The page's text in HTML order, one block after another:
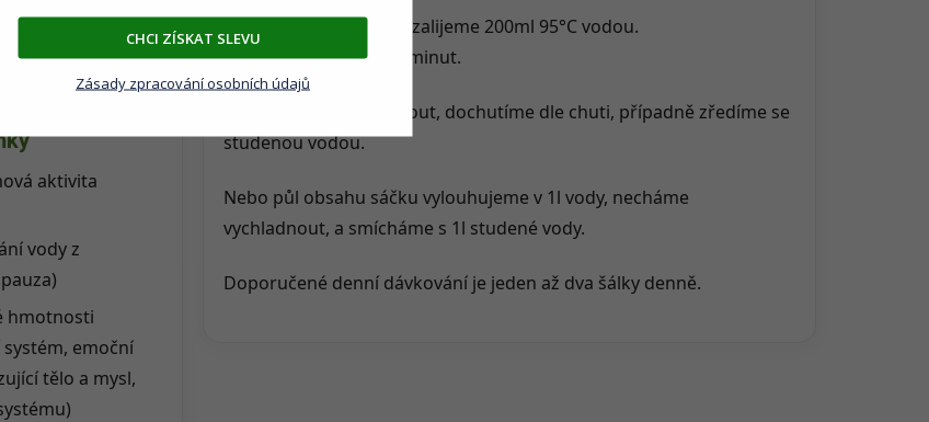
aktivita
vody z
hmotnosti
emoční
tělo a mysl,
1-2 čajové lžičky směsi zalijeme 200ml 95°C vodou.
Doba louhování je 5-7 minut.
Čaj necháme vychladnout, dochutíme dle chuti, případně zředíme se
studenou vodou.
Nebo půl obsahu sáčku vylouhujeme v 1l vody, necháme
vychladnout, a smícháme s 1l studené vody.
Doporučené denní dávkování je jeden až dva šálky denně.
CHCI ZÍSKAT SLEVU
Zásady zpracování osobních údajů